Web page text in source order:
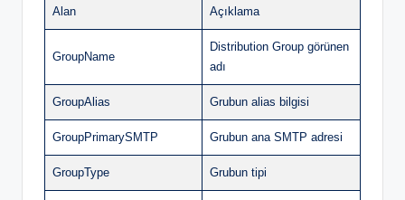
Alan Açıklama
GroupName
Distribution Group görünen
adı
GroupAlias Grubun alias bilgisi
GroupPrimarySMTP Grubun ana SMTP adresi
GroupType Grubun tipi